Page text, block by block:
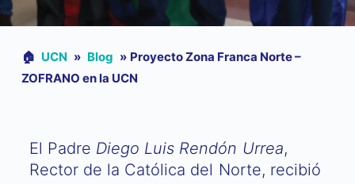
🏠︎ UCN » Blog » Proyecto Zona Franca Norte –
ZOFRANO en la UCN
El Padre Diego Luis Rendón Urrea,
Rector de la Católica del Norte, recibió